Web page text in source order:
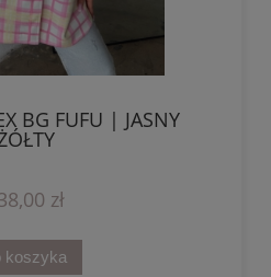
BG FUFU | JASNY
zł
koszyka